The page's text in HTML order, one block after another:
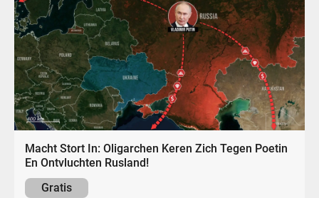
Macht Stort In: Oligarchen Keren Zich Tegen Poetin
En Ontvluchten Rusland!
Gratis